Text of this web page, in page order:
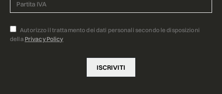
Autorizzo il trattamento dei dati personali secondo le disposizioni
della Privacy Policy